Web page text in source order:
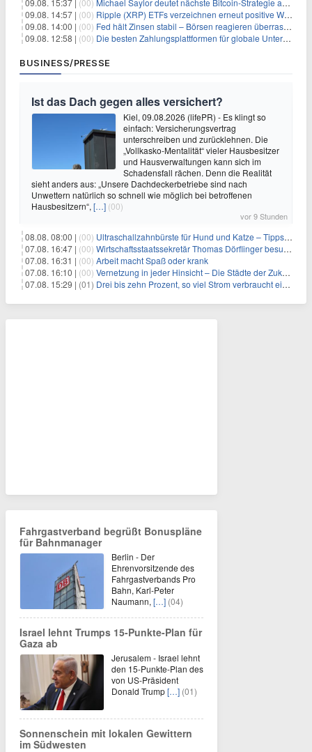
09.08. 15:37 | (00) Michael Saylor deutet nächste Bitcoin-Strategie an: Analysten erwarten weiteren Verkauf
09.08. 14:57 | (00) Ripple (XRP) ETFs verzeichnen erneut positive Woche, doch neue Bedenken tauchen auf
09.08. 14:00 | (00) Fed hält Zinsen stabil – Börsen reagieren überraschend volatil
09.08. 12:58 | (00) Die besten Zahlungsplattformen für globale Unternehmen im Jahr 2026
BUSINESS/PRESSE
Ist das Dach gegen alles versichert?
Kiel, 09.08.2026 (lifePR) - Es klingt so
einfach: Versicherungsvertrag
unterschreiben und zurücklehnen. Die
„Vollkasko-Mentalität“ vieler Hausbesitzer
und Hausverwaltungen kann sich im
Schadensfall rächen. Denn die Realität
sieht anders aus: „Unsere Dachdeckerbetriebe sind nach
Unwettern natürlich so schnell wie möglich bei betroffenen
Hausbesitzern“, […] (00)
vor 9 Stunden
08.08. 08:00 | (00) Ultraschallzahnbürste für Hund und Katze – Tipps zur erfolgreichen Eingewöhnung
07.08. 16:47 | (00) Wirtschaftsstaatssekretär Thomas Dörflinger besucht Handwerksbetrieb im Kammerbezirk Freiburg
07.08. 16:31 | (00) Arbeit macht Spaß oder krank
07.08. 16:10 | (00) Vernetzung in jeder Hinsicht – Die Städte der Zukunft sind grün-blau
07.08. 15:29 | (01) Drei bis zehn Prozent, so viel Strom verbraucht ein Aufzug im Gebäude
Fahrgastverband begrüßt Bonuspläne
für Bahnmanager
Berlin - Der
Ehrenvorsitzende des
Fahrgastverbands Pro
Bahn, Karl-Peter
Naumann, […] (04)
Israel lehnt Trumps 15-Punkte-Plan für
Gaza ab
Jerusalem - Israel lehnt
den 15-Punkte-Plan des
von US-Präsident
Donald Trump[…] (01)
Sonnenschein mit lokalen Gewittern
im Südwesten